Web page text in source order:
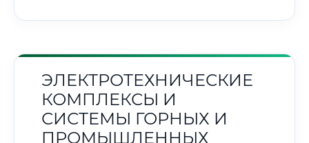
ЭЛЕКТРОТЕХНИЧЕСКИЕ
КОМПЛЕКСЫ И
СИСТЕМЫ ГОРНЫХ И
ПРОМЫШЛЕННЫХ